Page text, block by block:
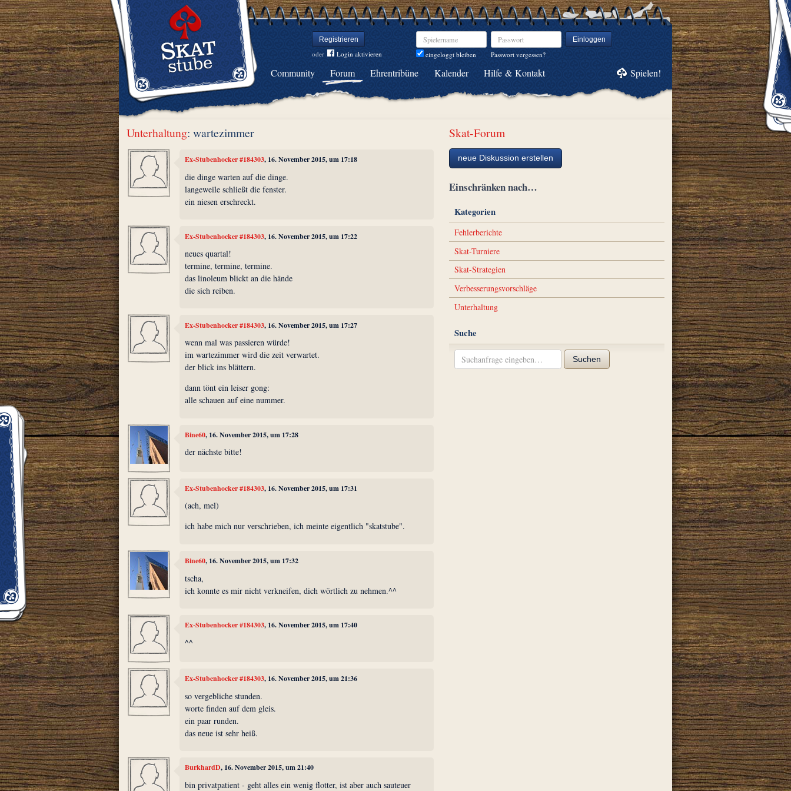
Registrieren
oder Login aktivieren
Spielername
eingeloggt bleiben
Passwort Einloggen
Passwort vergessen?
Community Forum Ehrentribüne Kalender Hilfe & Kontakt Spielen!
Unterhaltung: wartezimmer
Ex-Stubenhocker #184303, 16. November 2015, um 17:18
die dinge warten auf die dinge.
langeweile schließt die fenster.
ein niesen erschreckt.
Ex-Stubenhocker #184303, 16. November 2015, um 17:22
neues quartal!
termine, termine, termine.
das linoleum blickt an die hände
die sich reiben.
Ex-Stubenhocker #184303, 16. November 2015, um 17:27
wenn mal was passieren würde!
im wartezimmer wird die zeit verwartet.
der blick ins blättern.
dann tönt ein leiser gong:
alle schauen auf eine nummer.
Bine60, 16. November 2015, um 17:28
der nächste bitte!
Ex-Stubenhocker #184303, 16. November 2015, um 17:31
(ach, mel)
ich habe mich nur verschrieben, ich meinte eigentlich "skatstube".
Bine60, 16. November 2015, um 17:32
tscha,
ich konnte es mir nicht verkneifen, dich wörtlich zu nehmen.^^
Ex-Stubenhocker #184303, 16. November 2015, um 17:40
^^
Ex-Stubenhocker #184303, 16. November 2015, um 21:36
so vergebliche stunden.
worte finden auf dem gleis.
ein paar runden.
das neue ist sehr heiß.
BurkhardD, 16. November 2015, um 21:40
bin privatpatient - geht alles ein wenig flotter, ist aber auch sauteuer
Skat-Forum
neue Diskussion erstellen
Einschränken nach…
Kategorien
Fehlerberichte
Skat-Turniere
Skat-Strategien
Verbesserungsvorschläge
Unterhaltung
Suche
Suchen